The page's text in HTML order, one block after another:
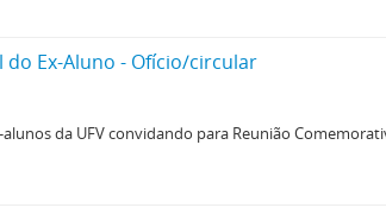
do Ex-Aluno - Ofício/circular
da UFV convidando para Reunião